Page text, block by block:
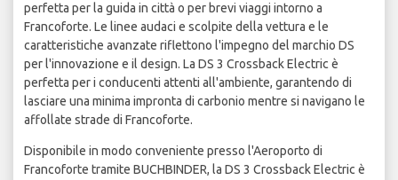
perfetta per la guida in città o per brevi viaggi intorno a
Francoforte. Le linee audaci e scolpite della vettura e le
caratteristiche avanzate riflettono l'impegno del marchio DS
per l'innovazione e il design. La DS 3 Crossback Electric è
perfetta per i conducenti attenti all'ambiente, garantendo di
lasciare una minima impronta di carbonio mentre si navigano le
affollate strade di Francoforte.
Disponibile in modo conveniente presso l'Aeroporto di
Francoforte tramite BUCHBINDER, la DS 3 Crossback Electric è